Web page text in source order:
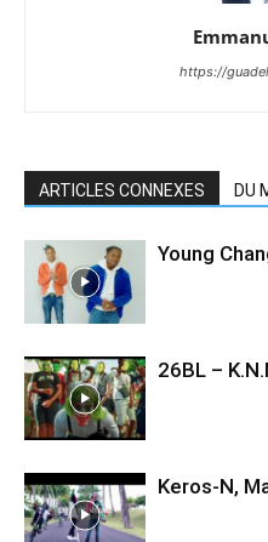
https://
ARTICLES CONNEXES DU
Young
26BL –
Keros-N,